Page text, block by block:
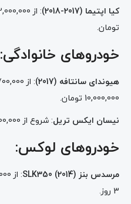
کیا اپتیما (2017-2018)
تومان​​.
خودروهای خانوادگی:
هیوندای سانتافه (2017)
10,000,000 تومان​
​.
نیسان ایکس تریل: شروع از 2,200,000 تومان روزانه​
خودروهای لوکس:
مرسدس بنز SLK350 (2014)
3 روز​
​.